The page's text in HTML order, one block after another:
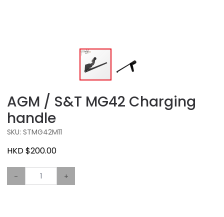
AGM / S&T MG42 Charging
handle
SKU: STMG42M11
HKD $200.00
- +